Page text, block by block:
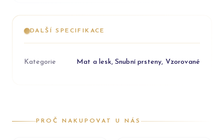
DALŠÍ SPECIFIKACE
Kategorie Mat a lesk, Snubní prsteny, Vzorované
PROČ NAKUPOVAT U NÁS